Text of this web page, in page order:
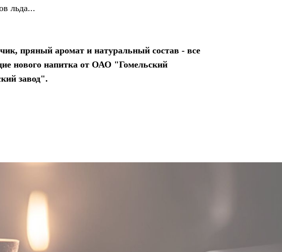
льда...
пряный аромат и натуральный состав - все
нового напитка от ОАО "Гомельский
завод".